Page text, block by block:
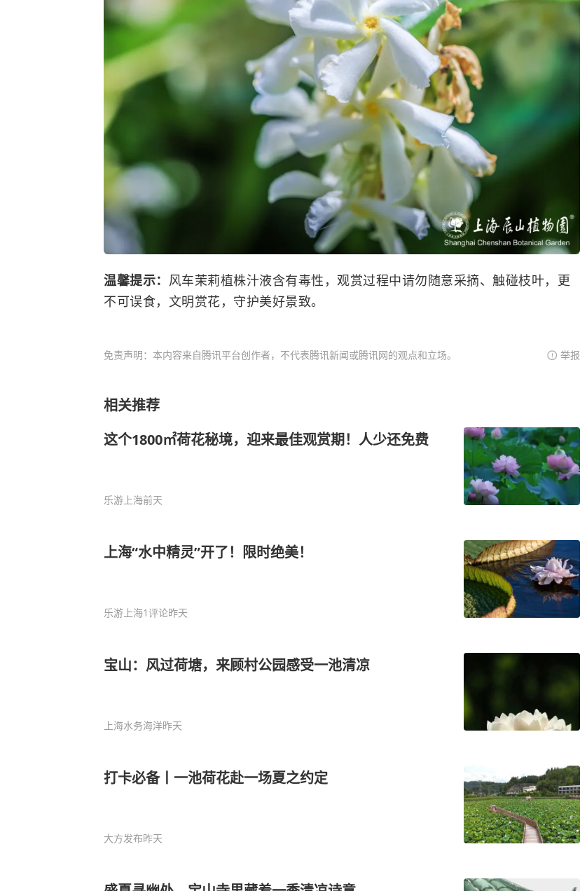
温馨提示： 风车茉莉植株汁液含有毒性，观赏过程中请勿随意采摘、触碰枝叶，更
不可误食，文明赏花，守护美好景致。
免责声明：本内容来自腾讯平台创作者，不代表腾讯新闻或腾讯网的观点和立场。 举报
相关推荐
这个1800㎡荷花秘境，迎来最佳观赏期！人少还免费
乐游上海前天
上海“水中精灵”开了！限时绝美！
乐游上海1评论昨天
宝山：风过荷塘，来顾村公园感受一池清凉
上海水务海洋昨天
打卡必备丨一池荷花赴一场夏之约定
大方发布昨天